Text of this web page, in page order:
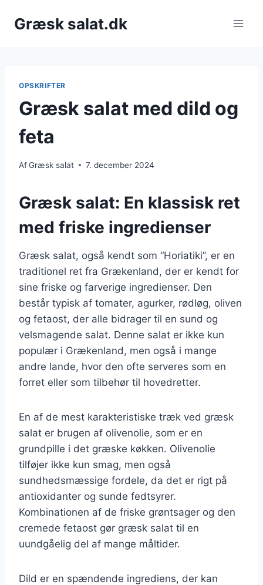
Græsk salat.dk
OPSKRIFTER
Græsk salat med dild og
feta
AfGræsk salat 7. december 2024
Græsk salat: En klassisk ret
med friske ingredienser
Græsk salat, også kendt som “Horiatiki”, er en
traditionel ret fra Grækenland, der er kendt for
sine friske og farverige ingredienser. Den
består typisk af tomater, agurker, rødløg, oliven
og fetaost, der alle bidrager til en sund og
velsmagende salat. Denne salat er ikke kun
populær i Grækenland, men også i mange
andre lande, hvor den ofte serveres som en
forret eller som tilbehør til hovedretter.
En af de mest karakteristiske træk ved græsk
salat er brugen af olivenolie, som er en
grundpille i det græske køkken. Olivenolie
tilføjer ikke kun smag, men også
sundhedsmæssige fordele, da det er rigt på
antioxidanter og sunde fedtsyrer.
Kombinationen af de friske grøntsager og den
cremede fetaost gør græsk salat til en
uundgåelig del af mange måltider.
Dild er en spændende ingrediens, der kan